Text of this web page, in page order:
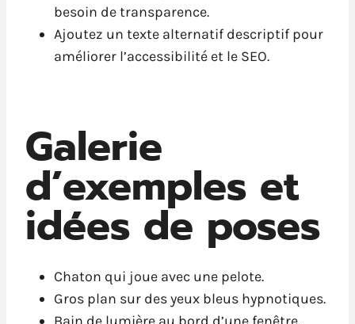
besoin de transparence.
Ajoutez un texte alternatif descriptif pour
améliorer l’accessibilité et le SEO.
Galerie
d’exemples et
idées de poses
Chaton qui joue avec une pelote.
Gros plan sur des yeux bleus hypnotiques.